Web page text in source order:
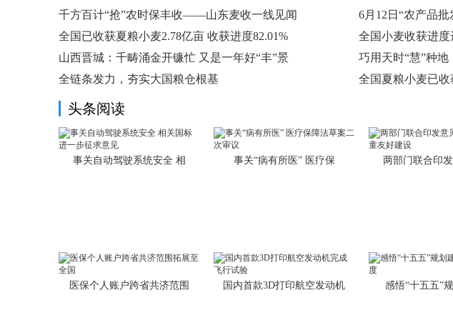
千方百计“抢”农时保丰收——山东麦收一线见闻
6月12日“农产品
全国已收获夏粮小麦2.78亿亩 收获进度82.01%
全国小麦收获进度
山西晋城：千畴涌金开镰忙 又是一年好“丰”景
巧用天时“慧”种地
全链条发力，夯实大国粮仓根基
全国夏粮小麦已收
头条阅读
事关自动驾驶系统安全 相 事关“病有所医” 医疗保 两部门联合印
医保个人账户跨省共济范围 国内首款3D打印航空发动机 感悟“十五五”